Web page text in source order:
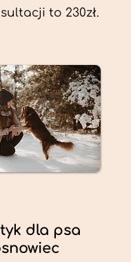
to 230zł.
dla psa